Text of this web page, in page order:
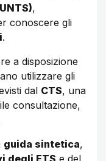
,
conoscere gli
.
a disposizione
utilizzare gli
dal CTS, una
consultazione,
guida sintetica,